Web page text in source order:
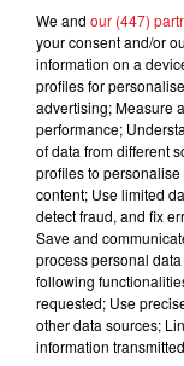
FIL
15 juillet 2026
BÉTHUNE:
Selon les
We and our (447)
your consent and/or
information on a
profiles for
advertising; Measure
performance;
of data from different
profiles to
content; Use limited
detect fraud, and fix
Save and
process personal
following
requested; Use
other data sources;
information